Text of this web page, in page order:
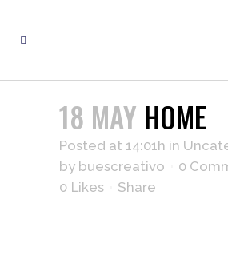
18 MAY HOME
Posted at 14:01h in
by buescreativo
0
0 Likes Share